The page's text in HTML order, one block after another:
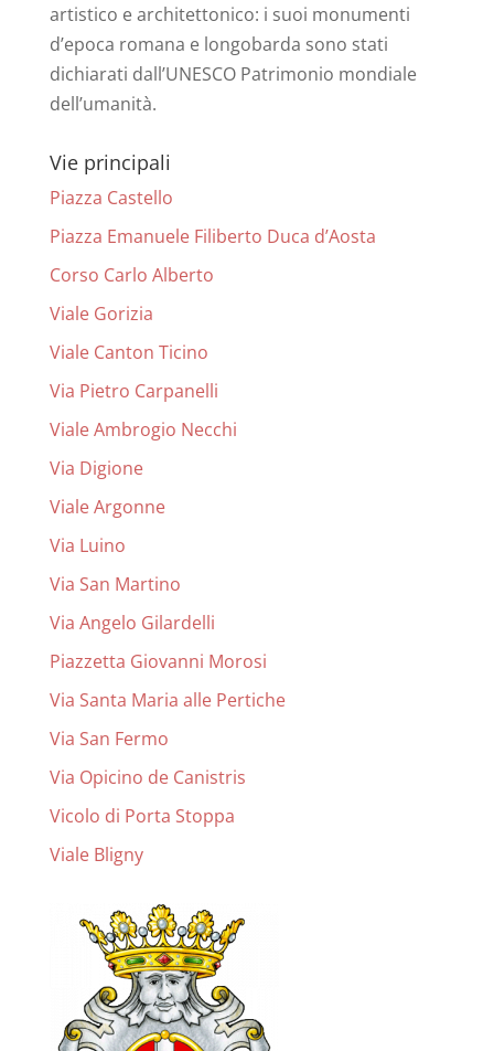
artistico e architettonico: i suoi monumenti
d’epoca romana e longobarda sono stati
dichiarati dall’UNESCO Patrimonio mondiale
dell’umanità.
Vie principali
Piazza Castello
Piazza Emanuele Filiberto Duca d’Aosta
Corso Carlo Alberto
Viale Gorizia
Viale Canton Ticino
Via Pietro Carpanelli
Viale Ambrogio Necchi
Via Digione
Viale Argonne
Via Luino
Via San Martino
Via Angelo Gilardelli
Piazzetta Giovanni Morosi
Via Santa Maria alle Pertiche
Via San Fermo
Via Opicino de Canistris
Vicolo di Porta Stoppa
Viale Bligny